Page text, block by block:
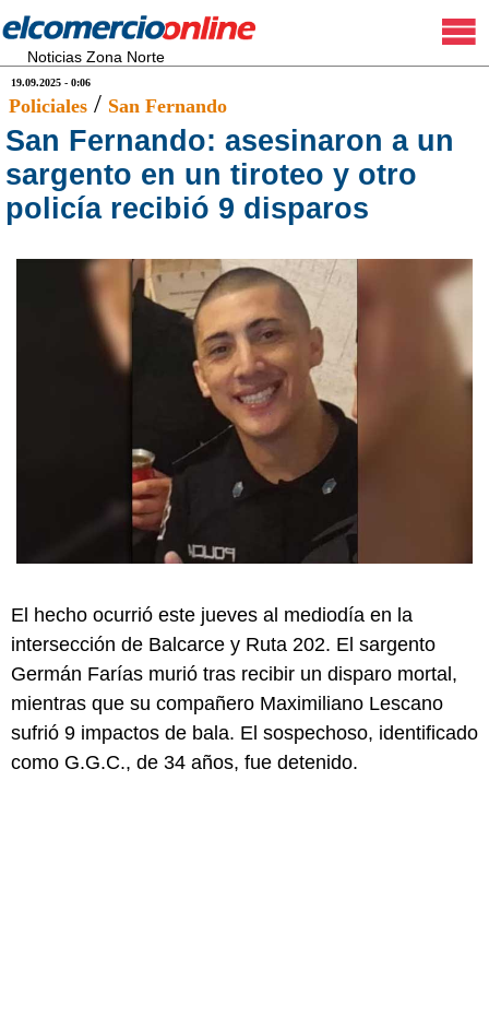
Noticias Zona Norte
19.09.2025 - 0:06
Policiales / San Fernando
San Fernando: asesinaron a un
sargento en un tiroteo y otro
policía recibió 9 disparos
El hecho ocurrió este jueves al mediodía en la
intersección de Balcarce y Ruta 202. El sargento
Germán Farías murió tras recibir un disparo mortal,
mientras que su compañero Maximiliano Lescano
sufrió 9 impactos de bala. El sospechoso, identificado
como G.G.C., de 34 años, fue detenido.